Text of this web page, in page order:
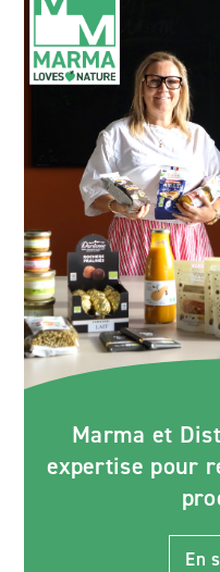
Marma et
expertise pour
En